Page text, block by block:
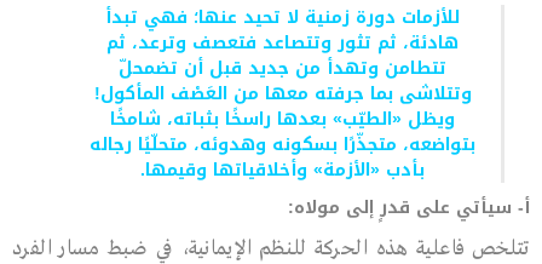
للأزمات دورة زمنية لا تحيد عنها؛ فهي تبدأ
هادئة، ثم تثور وتتصاعد فتعصف وترعد، ثم
تتطامن وتهدأ من جديد قبل أن تضمحلّ
وتتلاشى بما جرفته معها من العَصْف المأكول!
ويظل «الطيّب» بعدها راسخًا بثباته، شامخًا
بتواضعه، متجذّرًا بسكونه وهدوئه، متحلّيًا رجاله
بأدب «الأزمة» وأخلاقياتها وقيمها.
أ- سيأتي على قدرٍ إلى مولاه:
تتلخص فاعلية هذه الحركة للنظم الإيمانية، في ضبط مسار الفرد